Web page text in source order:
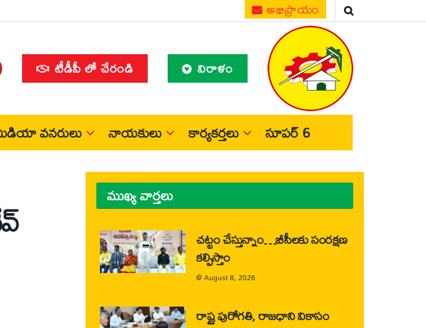
అభిప్రాయం
టీడీపీ లో చేరండి విరాళం
వనరులు నాయకులు కార్యకర్తలు సూపర్ 6
ముఖ్య వార్తలు
చట్టం చేస్తున్నాం…బీసీలకు సంరక్షణ
కల్పిస్తాం
@August 8, 2026
రాష్ట్ర పురోగతి, రాజధాని వికాసం